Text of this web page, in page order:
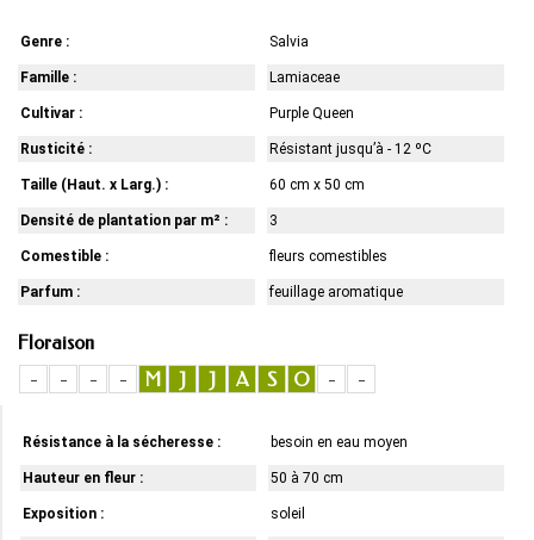
Genre : Salvia
Famille : Lamiaceae
Cultivar : Purple Queen
Rusticité : Résistant jusqu’à - 12 ºC
Taille (Haut. x Larg.) : 60 cm x 50 cm
Densité de plantation par m² : 3
Comestible : fleurs comestibles
Parfum : feuillage aromatique
Floraison
-
- - - M J J A S O - -
Résistance à la sécheresse : besoin en eau moyen
Hauteur en fleur : 50 à 70 cm
Exposition : soleil